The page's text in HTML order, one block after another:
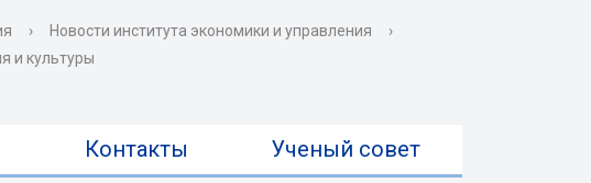
› Новости института экономики и управления
›
и культуры
Контакты Ученый совет